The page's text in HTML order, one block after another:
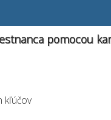
pomocou
kľúčov